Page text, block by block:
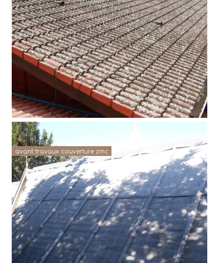
avant travaux couverture zinc